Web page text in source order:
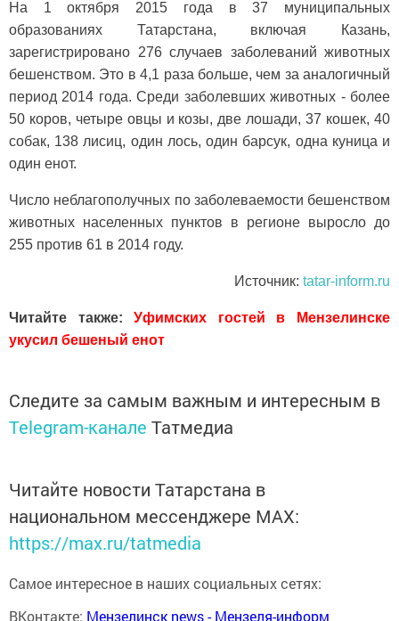
На 1 октября 2015 года в 37 муниципальных
образованиях Татарстана, включая Казань,
зарегистрировано 276 случаев заболеваний животных
бешенством. Это в 4,1 раза больше, чем за аналогичный
период 2014 года. Среди заболевших животных - более
50 коров, четыре овцы и козы, две лошади, 37 кошек, 40
собак, 138 лисиц, один лось, один барсук, одна куница и
один енот.
Число неблагополучных по заболеваемости бешенством
животных населенных пунктов в регионе выросло до
255 против 61 в 2014 году.
Источник: tatar-inform.ru
Читайте также:Уфимских гостей в Мензелинске
укусил бешеный енот
Следите за самым важным и интересным в
Telegram-канале Татмедиа
Читайте новости Татарстана в
национальном мессенджере MАХ:
https://max.ru/tatmedia
Самое интересное в наших социальных сетях:
ВКонтакте: Мензелинск news - Мензеля-информ